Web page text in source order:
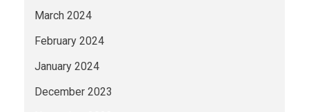
March 2024
February 2024
January 2024
December 2023